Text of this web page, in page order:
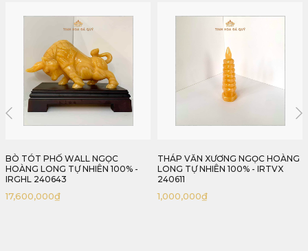
THÁP VĂN XƯƠNG NGỌC HOÀNG
LONG TỰ NHIÊN 100% - IRTVX
240611
1,000,000₫
QUẢ CẦU THẠCH ANH VÀNG TỰ
NHIÊN 100% - IRYQS 240606
2,250,000